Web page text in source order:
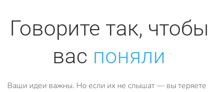
Говорите так, чтобы
вас поняли
Ваши идеи важны. Но если их не слышат — вы теряете